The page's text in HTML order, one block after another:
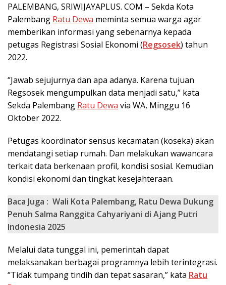
PALEMBANG, SRIWIJAYAPLUS. COM – Sekda Kota
Palembang Ratu Dewa meminta semua warga agar
memberikan informasi yang sebenarnya kepada
petugas Registrasi Sosial Ekonomi (Regsosek) tahun
2022.
‘’Jawab sejujurnya dan apa adanya. Karena tujuan
Regsosek mengumpulkan data menjadi satu,” kata
Sekda Palembang Ratu Dewa via WA, Minggu 16
Oktober 2022.
Petugas koordinator sensus kecamatan (koseka) akan
mendatangi setiap rumah. Dan melakukan wawancara
terkait data berkenaan profil, kondisi sosial. Kemudian
kondisi ekonomi dan tingkat kesejahteraan.
Baca Juga : Wali Kota Palembang, Ratu Dewa Dukung
Penuh Salma Ranggita Cahyariyani di Ajang Putri
Indonesia 2025
Melalui data tunggal ini, pemerintah dapat
melaksanakan berbagai programnya lebih terintegrasi.
‘’Tidak tumpang tindih dan tepat sasaran,” kata Ratu